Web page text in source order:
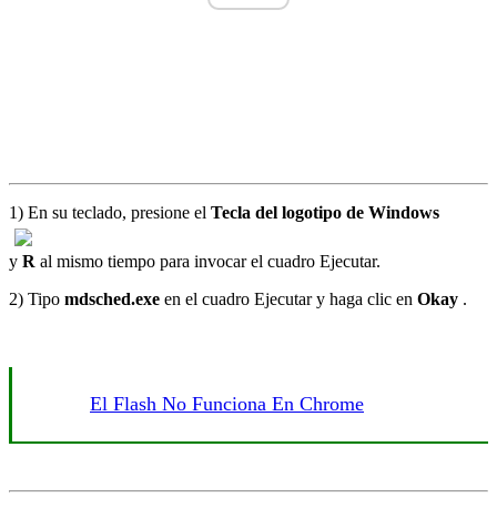
1) En su teclado, presione el Tecla del logotipo de Windows
y R al mismo tiempo para invocar el cuadro Ejecutar.
2) Tipo mdsched.exe en el cuadro Ejecutar y haga clic en Okay .
El Flash No Funciona En Chrome